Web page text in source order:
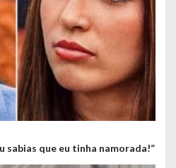
sabias que eu tinha namorada!”